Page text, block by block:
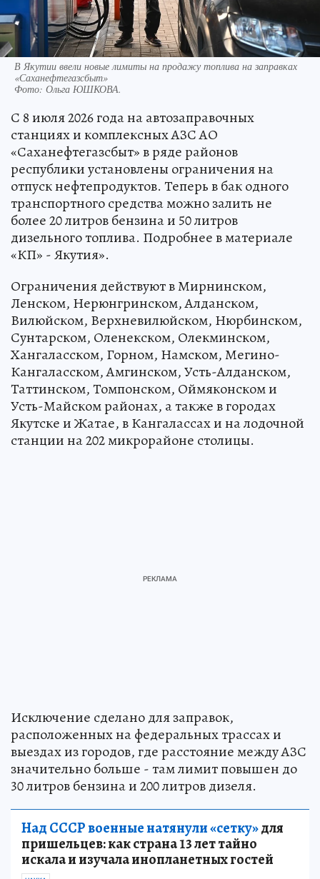
В Якутии ввели новые лимиты на продажу топлива на заправках
«Саханефтегазсбыт»
Фото: Ольга ЮШКОВА.
С 8 июля 2026 года на автозаправочных
станциях и комплексных АЗС АО
«Саханефтегазсбыт» в ряде районов
республики установлены ограничения на
отпуск нефтепродуктов. Теперь в бак одного
транспортного средства можно залить не
более 20 литров бензина и 50 литров
дизельного топлива. Подробнее в материале
«КП» - Якутия».
Ограничения действуют в Мирнинском,
Ленском, Нерюнгринском, Алданском,
Вилюйском, Верхневилюйском, Нюрбинском,
Сунтарском, Оленекском, Олекминском,
Хангаласском, Горном, Намском, Мегино-
Кангаласском, Амгинском, Усть-Алданском,
Таттинском, Томпонском, Оймяконском и
Усть-Майском районах, а также в городах
Якутске и Жатае, в Кангалассах и на лодочной
станции на 202 микрорайоне столицы.
Исключение сделано для заправок,
расположенных на федеральных трассах и
выездах из городов, где расстояние между АЗС
значительно больше - там лимит повышен до
30 литров бензина и 200 литров дизеля.
Над СССР военные натянули «сетку»для
пришельцев: как страна 13 лет тайно
искала и изучала инопланетных гостей